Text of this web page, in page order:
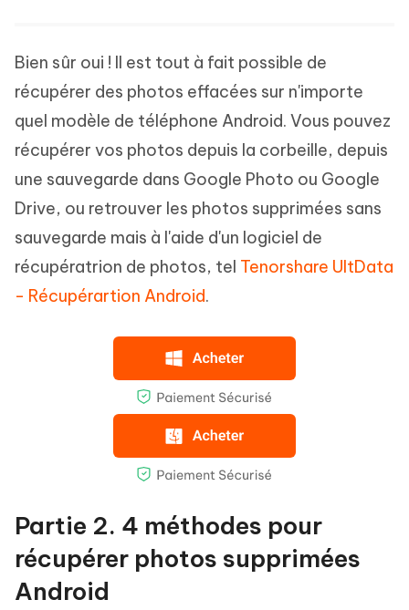
Bien sûr oui ! Il est tout à fait possible de
récupérer des photos effacées sur n'importe
quel modèle de téléphone Android. Vous pouvez
récupérer vos photos depuis la corbeille, depuis
une sauvegarde dans Google Photo ou Google
Drive, ou retrouver les photos supprimées sans
sauvegarde mais à l'aide d'un logiciel de
récupératrion de photos, tel Tenorshare UltData
- Récupérartion Android.
Partie 2. 4 méthodes pour
récupérer photos supprimées
Android